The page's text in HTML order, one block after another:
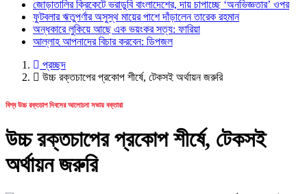
ফুটবলার ঋতুপর্ণার অসুস্থ মায়ের পাশে দাঁড়ালেন
অন্ধকারে লুকিয়ে আছে এক ভয়ংকর সত্য:
আল্লাহ আপনাদের বিচার করবেন: ডিপজল
জোড়াতালির ক্রিকেটে ভরাডুবি বাংলাদেশের, দায় চাপাচ্ছে ‘অনভিজ্ঞতার’ ওপর
ফুটবলার ঋতুপর্ণার অসুস্থ মায়ের পাশে দাঁড়ালেন তারেক রহমান
অন্ধকারে লুকিয়ে আছে এক ভয়ংকর সত্য: ফারিয়া
আল্লাহ আপনাদের বিচার করবেন: ডিপজল
প্রচ্ছদ
উচ্চ রক্তচাপের প্রকোপ শীর্ষে, টেকসই অর্থায়ন জরুরি
বিশ্ব উচ্চ রক্তচাপ দিবসের আলোচনা সভায় বক্তারা
উচ্চ রক্তচাপের প্রকোপ শীর্ষে, টেকসই
অর্থায়ন জরুরি